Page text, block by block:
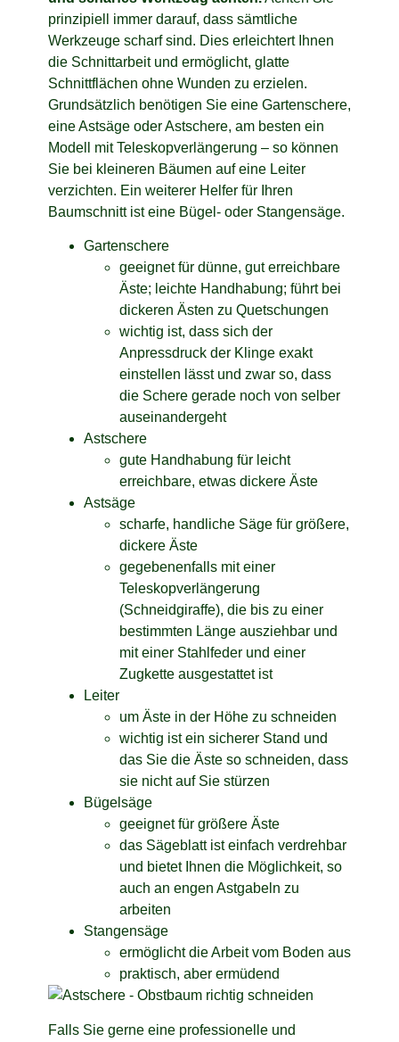
prinzipiell immer darauf, dass sämtliche
Werkzeuge scharf sind. Dies erleichtert Ihnen
die Schnittarbeit und ermöglicht, glatte
Schnittflächen ohne Wunden zu erzielen.
Grundsätzlich benötigen Sie eine Gartenschere,
eine Astsäge oder Astschere, am besten ein
Modell mit Teleskopverlängerung – so können
Sie bei kleineren Bäumen auf eine Leiter
verzichten. Ein weiterer Helfer für Ihren
Baumschnitt ist eine Bügel- oder Stangensäge.
Gartenschere
geeignet für dünne, gut erreichbare
Äste; leichte Handhabung; führt bei
dickeren Ästen zu Quetschungen
wichtig ist, dass sich der
Anpressdruck der Klinge exakt
einstellen lässt und zwar so, dass
die Schere gerade noch von selber
auseinandergeht
Astschere
gute Handhabung für leicht
erreichbare, etwas dickere Äste
Astsäge
scharfe, handliche Säge für größere,
dickere Äste
gegebenenfalls mit einer
Teleskopverlängerung
(Schneidgiraffe), die bis zu einer
bestimmten Länge ausziehbar und
mit einer Stahlfeder und einer
Zugkette ausgestattet ist
Leiter
um Äste in der Höhe zu schneiden
wichtig ist ein sicherer Stand und
das Sie die Äste so schneiden, dass
sie nicht auf Sie stürzen
Bügelsäge
geeignet für größere Äste
das Sägeblatt ist einfach verdrehbar
und bietet Ihnen die Möglichkeit, so
auch an engen Astgabeln zu
arbeiten
Stangensäge
ermöglicht die Arbeit vom Boden aus
praktisch, aber ermüdend
Falls Sie gerne eine professionelle und